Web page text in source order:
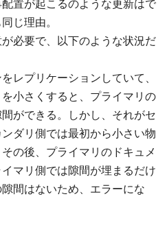
置が起こるのような更新はで
じ理由。
必要で、以下のような状況だ
レプリケーションしていて、
小さくすると、プライマリの
ができる。しかし、それがセ
ダリ側では最初から小さい物
の後、プライマリのドキュメ
マリ側では隙間が埋まるだけ
間はないため、エラーにな